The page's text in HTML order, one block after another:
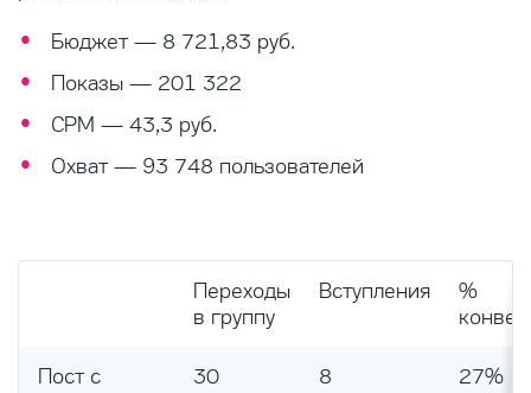
Бюджет — 8 721,83 руб.
Показы — 201 322
CPM — 43,3 руб.
Охват — 93 748 пользователей
Переходы
в группу
Вступления
%
Пост с
30 8 27%